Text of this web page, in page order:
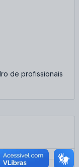
de profissionais